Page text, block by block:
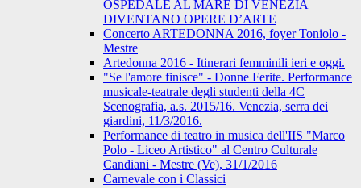
OSPEDALE AL MARE DI VENEZIA
DIVENTANO OPERE D’ARTE
Concerto ARTEDONNA 2016, foyer Toniolo -
Mestre
Artedonna 2016 - Itinerari femminili ieri e oggi.
"Se l'amore finisce" - Donne Ferite. Performance
musicale-teatrale degli studenti della 4C
Scenografia, a.s. 2015/16. Venezia, serra dei
giardini, 11/3/2016.
Performance di teatro in musica dell'IIS "Marco
Polo - Liceo Artistico" al Centro Culturale
Candiani - Mestre (Ve), 31/1/2016
Carnevale con i Classici